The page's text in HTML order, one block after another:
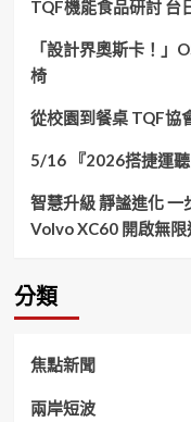
TQF機能食品研討 台
「設計界奧斯卡！」
椅
從校園到餐桌 TQF協
5/16 『2026搭捷運
智慧升級 靜謐進化
Volvo XC60 開啟無限
分類
焦點新聞
兩岸短波